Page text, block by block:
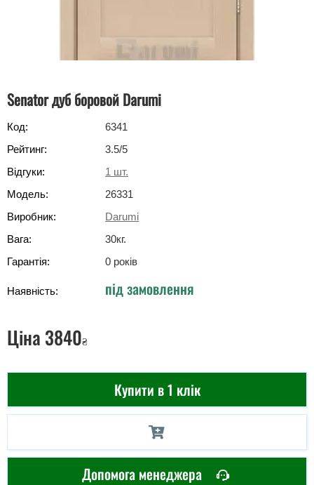
Senator дуб боровой Darumi
Код:
6341
Рейтинг:
3.5/5
Відгуки:
1 шт.
Модель:
26331
Виробник:
Darumi
Вага:
30кг.
Гарантія:
0 років
Наявність: під замовлення
Ціна 3840₴
Купити в 1 клік
Допомога менеджера